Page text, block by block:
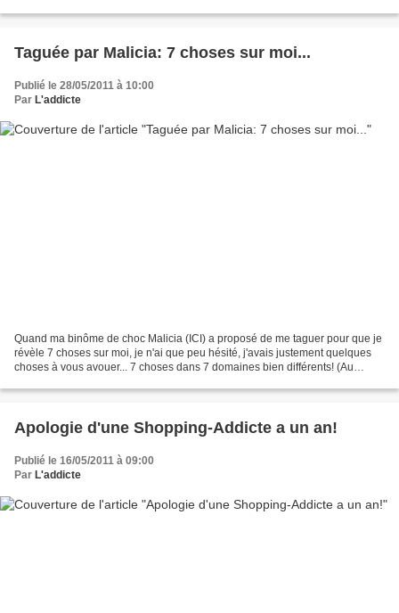
Taguée par Malicia: 7 choses sur moi...
Publié le 28/05/2011 à 10:00
Par L'addicte
Quand ma binôme de choc Malicia (ICI) a proposé de me taguer pour que je
révèle 7 choses sur moi, je n'ai que peu hésité, j'avais justement quelques
choses à vous avouer... 7 choses dans 7 domaines bien différents! (Au
Apologie d'une Shopping-Addicte a un an!
Publié le 16/05/2011 à 09:00
Par L'addicte